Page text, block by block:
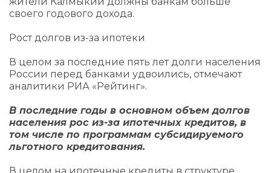
своего годового дохода.
Рост долгов из-за ипотеки
В целом за последние пять лет долги населения
России перед банками удвоились, отмечают
аналитики РИА «Рейтинг».
В последние годы в основном объем долгов
населения рос из-за ипотечных кредитов, в
том числе по программам субсидируемого
льготного кредитования.